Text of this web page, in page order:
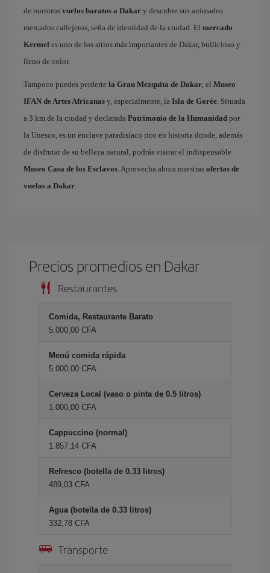
de nuestros vuelos baratos a Dakar y descubre sus animados
mercados callejeros, seña de identidad de la ciudad. El mercado
Kermel es uno de los sitios más importantes de Dakar, bullicioso y
lleno de color.
Tampoco puedes perderte la Gran Mezquita de Dakar, el Museo
IFAN de Artes Africanas y, especialmente, la Isla de Gorée. Situada
a 3 km de la ciudad y declarada Patrimonio de la Humanidad por
la Unesco, es un enclave paradisíaco rico en historia donde, además
de disfrutar de su belleza natural, podrás visitar el indispensable
Museo Casa de los Esclavos. Aprovecha ahora nuestras ofertas de
vuelos a Dakar.
Precios promedios en Dakar
Restaurantes
Comida, Restaurante Barato
5.000,00 CFA
Menú comida rápida
5.000,00 CFA
Cerveza Local (vaso o pinta de 0.5 litros)
1.000,00 CFA
Cappuccino (normal)
1.857,14 CFA
Refresco (botella de 0.33 litros)
489,03 CFA
Agua (botella de 0.33 litros)
332,78 CFA
Transporte